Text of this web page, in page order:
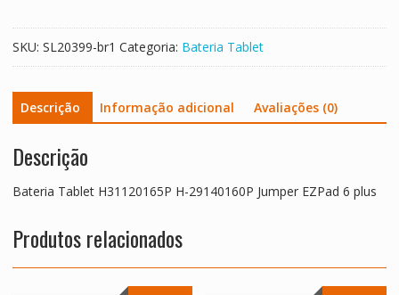
plus
quantidade
SKU: SL20399-br1 Categoria: Bateria Tablet
Descrição Informação adicional Avaliações (0)
Descrição
Bateria Tablet H31120165P H-29140160P Jumper EZPad 6 plus
Produtos relacionados